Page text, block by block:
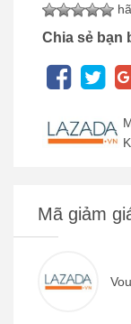
Chia sẻ bạn
Mã giảm